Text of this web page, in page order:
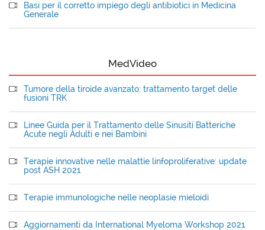
Basi per il corretto impiego degli antibiotici in Medicina
Generale
MedVideo
Tumore della tiroide avanzato: trattamento target delle
fusioni TRK
Linee Guida per il Trattamento delle Sinusiti Batteriche
Acute negli Adulti e nei Bambini
Terapie innovative nelle malattie linfoproliferative: update
post ASH 2021
Terapie immunologiche nelle neoplasie mieloidi
Aggiornamenti da International Myeloma Workshop 2021